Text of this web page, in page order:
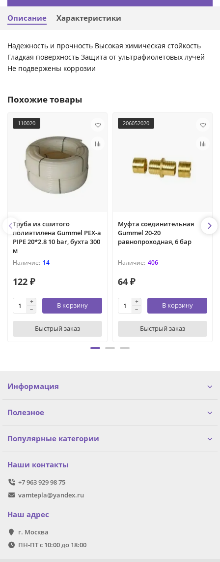
Описание Характеристики
Надежность и прочность Высокая химическая стойкость
Гладкая поверхность Защита от ультрафиолетовых лучей
Не подвержены коррозии
Похожие товары
110020
Труба из сшитого
полиэтилена Gummel PEX-a
PIPE 20*2.8 10 bar, бухта 300
м
14
122 ₽
В корзину
Быстрый заказ
206052020
Муфта соединительная
Gummel 20-20
равнопроходная, 6 бар
406
64 ₽
В корзину
Быстрый заказ
Информация
Полезное
Популярные категории
Наши контакты
+7 963 929 98 75
vamtepla@yandex.ru
Наш адрес
г. Москва
ПН-ПТ с 10:00 до 18:00